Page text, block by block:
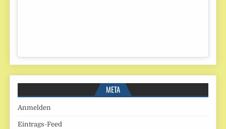
META
Anmelden
Eintrags-Feed